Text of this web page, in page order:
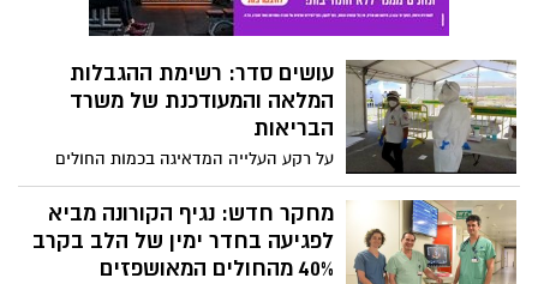
עושים סדר: רשימת ההגבלות
המלאה והמעודכנת של משרד
הבריאות
על רקע העלייה המדאיגה בכמות החולים
וההיערכות לקראת גל שני, עשינו סדר
בהנחיות וההגבלות של משרד הבריאות: איך
מתנהגים בבית הכנסת, מה האיסורים על
הנסיעה ברכב פרטי וכמה אנשים מותר
מחקר חדש: נגיף הקורונה מביא
לפגיעה בחדר ימין של הלב בקרב
40% מהחולים המאושפזים